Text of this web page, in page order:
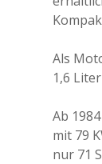
Als
1,6
Ab
mit 79
nur 71